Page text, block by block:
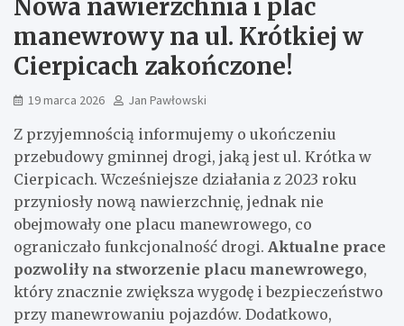
Nowa nawierzchnia i plac
manewrowy na ul. Krótkiej w
Cierpicach zakończone!
19 marca 2026 Jan Pawłowski
Z przyjemnością informujemy o ukończeniu
przebudowy gminnej drogi, jaką jest ul. Krótka w
Cierpicach. Wcześniejsze działania z 2023 roku
przyniosły nową nawierzchnię, jednak nie
obejmowały one placu manewrowego, co
ograniczało funkcjonalność drogi. Aktualne prace
pozwoliły na stworzenie placu manewrowego,
który znacznie zwiększa wygodę i bezpieczeństwo
przy manewrowaniu pojazdów. Dodatkowo,